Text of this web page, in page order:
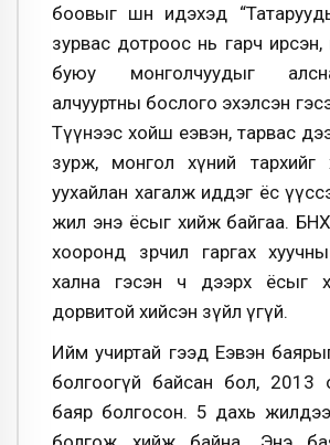
боовыг шөнө идэхэд
зурвас дотроос нь гарч ирсэн,
буюу монголчуудыг
алчууртны бослого эхэлсэн
Түүнээс хойш еэвэн, тарвас
зурж, монгол хүний тархийг
уухайлан хагалж иддэг ёс
жил энэ ёсыг хийж байгаа.
хооронд зөрчил гаргах
хална гэсэн ч дээрх ёсыг
дорвитой хийсэн зүйл үгүй.
Ийм учиртай гээд Еэвэн
болгоогүй байсан бол, 2013
баяр болгосон. 5 дахь